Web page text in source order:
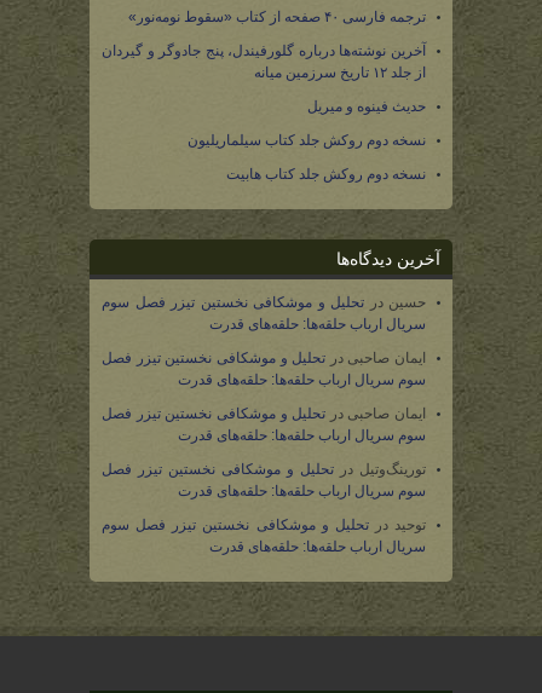
ترجمه فارسی ۴۰ صفحه از کتاب «سقوط نومه‌نور»
آخرین نوشته‌ها درباره گلورفیندل، پنج جادوگر و گیردان
از جلد ۱۲ تاریخ سرزمین میانه
حدیث فینوه و میریل
نسخه دوم روکش جلد کتاب سیلماریلیون
نسخه دوم روکش جلد کتاب هابیت
آخرین دیدگاه‌ها
حسین در تحلیل و موشکافی نخستین تیزر فصل سوم
سریال ارباب حلقه‌ها: حلقه‌های قدرت
ایمان صاحبی در تحلیل و موشکافی نخستین تیزر فصل
سوم سریال ارباب حلقه‌ها: حلقه‌های قدرت
ایمان صاحبی در تحلیل و موشکافی نخستین تیزر فصل
سوم سریال ارباب حلقه‌ها: حلقه‌های قدرت
تورینگ‌وتیل در تحلیل و موشکافی نخستین تیزر فصل
سوم سریال ارباب حلقه‌ها: حلقه‌های قدرت
توحید درتحلیل و موشکافی نخستین تیزر فصل سوم
سریال ارباب حلقه‌ها: حلقه‌های قدرت